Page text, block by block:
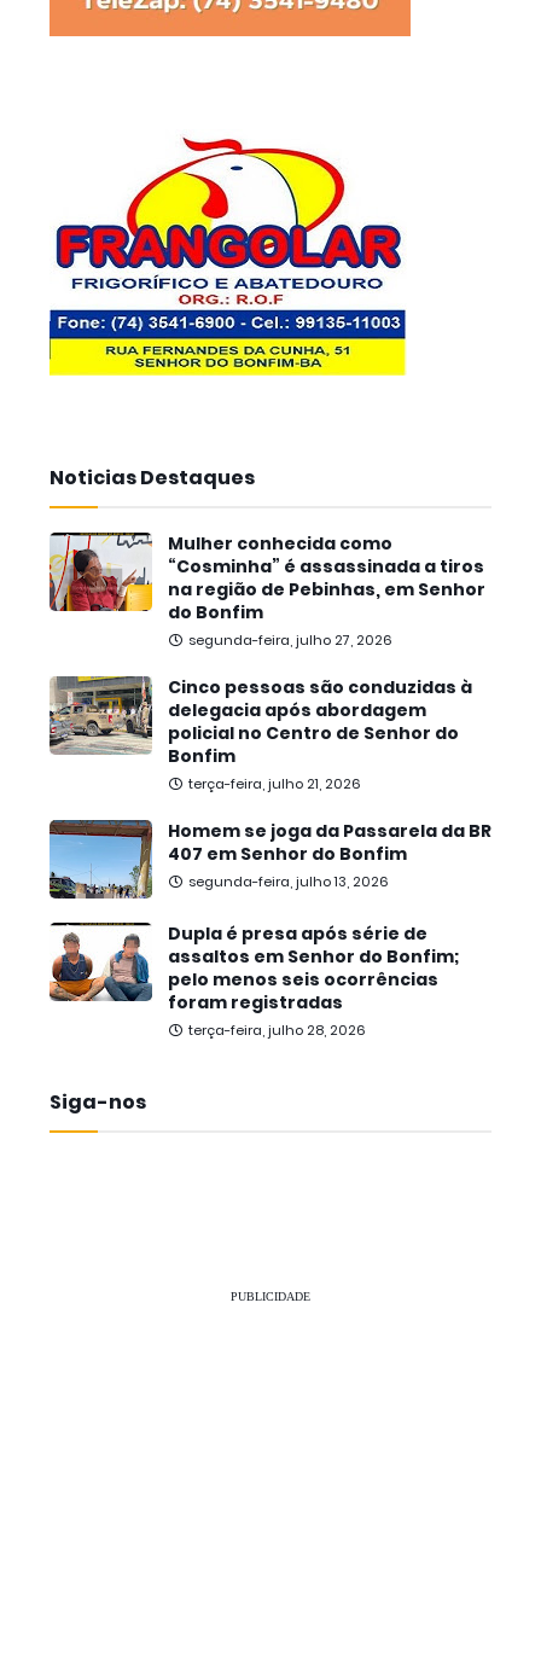
Noticias Destaques
Mulher conhecida como
“Cosminha” é assassinada a tiros
na região de Pebinhas, em Senhor
do Bonfim
segunda-feira, julho 27, 2026
Cinco pessoas são conduzidas à
delegacia após abordagem
policial no Centro de Senhor do
Bonfim
terça-feira, julho 21, 2026
Homem se joga da Passarela da BR
407 em Senhor do Bonfim
segunda-feira, julho 13, 2026
Dupla é presa após série de
assaltos em Senhor do Bonfim;
pelo menos seis ocorrências
foram registradas
terça-feira, julho 28, 2026
Siga-nos
PUBLICIDADE